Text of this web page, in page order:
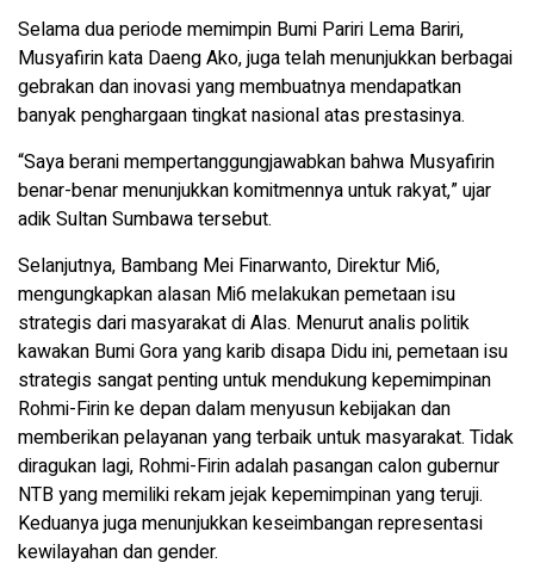
Selama dua periode memimpin Bumi Pariri Lema Bariri,
Musyafirin kata Daeng Ako, juga telah menunjukkan berbagai
gebrakan dan inovasi yang membuatnya mendapatkan
banyak penghargaan tingkat nasional atas prestasinya.
“Saya berani mempertanggungjawabkan bahwa Musyafirin
benar-benar menunjukkan komitmennya untuk rakyat,” ujar
adik Sultan Sumbawa tersebut.
Selanjutnya, Bambang Mei Finarwanto, Direktur Mi6,
mengungkapkan alasan Mi6 melakukan pemetaan isu
strategis dari masyarakat di Alas. Menurut analis politik
kawakan Bumi Gora yang karib disapa Didu ini, pemetaan isu
strategis sangat penting untuk mendukung kepemimpinan
Rohmi-Firin ke depan dalam menyusun kebijakan dan
memberikan pelayanan yang terbaik untuk masyarakat. Tidak
diragukan lagi, Rohmi-Firin adalah pasangan calon gubernur
NTB yang memiliki rekam jejak kepemimpinan yang teruji.
Keduanya juga menunjukkan keseimbangan representasi
kewilayahan dan gender.